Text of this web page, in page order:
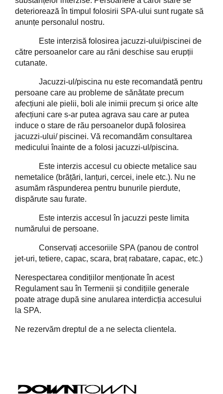
deteriorează în timpul folosirii SPA-ului sunt rugate să
anunțe personalul nostru.
Este interzisă folosirea jacuzzi-ului/piscinei de
către persoanelor care au răni deschise sau erupții
cutanate.
Jacuzzi-ul/piscina nu este recomandată pentru
persoane care au probleme de sănătate precum
afecțiuni ale pielii, boli ale inimii precum și orice alte
afecțiuni care s-ar putea agrava sau care ar putea
induce o stare de rău persoanelor după folosirea
jacuzzi-ului/ piscinei. Vă recomandăm consultarea
medicului înainte de a folosi jacuzzi-ul/piscina.
Este interzis accesul cu obiecte metalice sau
nemetalice (brățări, lanțuri, cercei, inele etc.). Nu ne
asumăm răspunderea pentru bunurile pierdute,
dispărute sau furate.
Este interzis accesul în jacuzzi peste limita
numărului de persoane.
Conservați accesoriile SPA (panou de control
jet-uri, tetiere, capac, scara, braț rabatare, capac, etc.)
Nerespectarea condițiilor menționate în acest
Regulament sau în Termenii și condițiile generale
poate atrage după sine anularea interdicția accesului
la SPA.
Ne rezervăm dreptul de a ne selecta clientela.